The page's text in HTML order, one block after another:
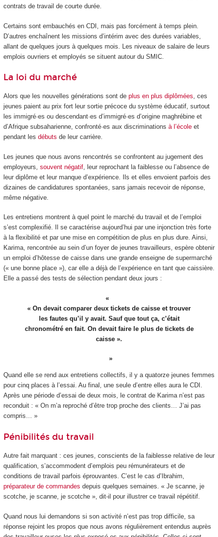
contrats de travail de courte durée.
Certains sont embauchés en CDI, mais pas forcément à temps plein.
D’autres enchaînent les missions d’intérim avec des durées variables,
allant de quelques jours à quelques mois. Les niveaux de salaire de leurs
emplois ouvriers et employés se situent autour du SMIC.
La loi du marché
Alors que les nouvelles générations sont de plus en plus diplômées, ces
jeunes paient au prix fort leur sortie précoce du système éducatif, surtout
les immigré·es ou descendant·es d’immigré·es d’origine maghrébine et
d’Afrique subsaharienne, confronté·es aux discriminations à l’écoleet
pendant les débuts de leur carrière.
Les jeunes que nous avons rencontrés se confrontent au jugement des
employeurs, souvent négatif, leur reprochant la faiblesse ou l’absence de
leur diplôme et leur manque d’expérience. Ils et elles envoient parfois des
dizaines de candidatures spontanées, sans jamais recevoir de réponse,
même négative.
Les entretiens montrent à quel point le marché du travail et de l’emploi
s’est complexifié. Il se caractérise aujourd’hui par une injonction très forte
à la flexibilité et par une mise en compétition de plus en plus dure. Ainsi,
Karima, rencontrée au sein d’un foyer de jeunes travailleurs, espère obtenir
un emploi d’hôtesse de caisse dans une grande enseigne de supermarché
(« une bonne place »), car elle a déjà de l’expérience en tant que caissière.
Elle a passé des tests de sélection pendant deux jours :
« On devait comparer deux tickets de caisse et trouver
les fautes qu’il y avait. Sauf que tout ça, c’était
chronométré en fait. On devait faire le plus de tickets de
caisse ».
Quand elle se rend aux entretiens collectifs, il y a quatorze jeunes femmes
pour cinq places à l’essai. Au final, une seule d’entre elles aura le CDI.
Après une période d’essai de deux mois, le contrat de Karima n’est pas
reconduit : « On m’a reproché d’être trop proche des clients… J’ai pas
compris… »
Pénibilités du travail
Autre fait marquant : ces jeunes, conscients de la faiblesse relative de leur
qualification, s’accommodent d’emplois peu rémunérateurs et de
conditions de travail parfois éprouvantes. C’est le cas d’Ibrahim,
préparateur de commandes depuis quelques semaines. « Je scanne, je
scotche, je scanne, je scotche », dit-il pour illustrer ce travail répétitif.
Quand nous lui demandons si son activité n’est pas trop difficile, sa
réponse rejoint les propos que nous avons régulièrement entendus auprès